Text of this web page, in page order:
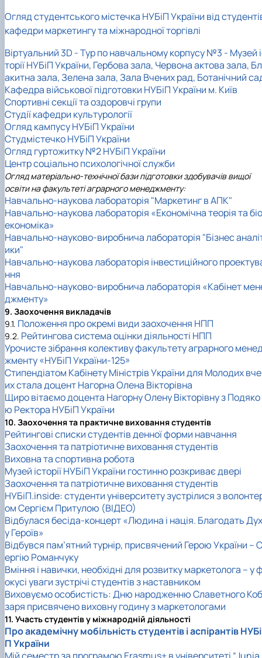
Огляд студентського містечка НУБіП України від
кафедри маркетингу та міжнародної торгівлі
Віртуальний 3D - Тур по навчальному корпусу №3 - Музей
торії НУБіП України, Гербова зала, Червона актова зала, Бл
акитна зала, Зелена зала, Зала Вчених рад, Ботанічний
Кафедра військової підготовки НУБіП України м. Київ
Спортивні секції та оздоровчі групи
Студії кафедри культурології
Огляд кампусу НУБіП України
Студмістечко НУБіП України
Огляд гуртожитку №2 НУБіП України
Центр соціально психологічної служби
Огляд матеріально-технічної бази підготовки здобувачів вищої
освіти на факультеті аграрного менеджменту:
Навчально-наукова лабораторія "Маркетинг в АПК"
Навчально-наукова лабораторія «Економічна теорія та біо
економіка»
Навчально-науково-виробнича лабораторія "Бізнес
ики"
Навчально-наукова лабораторія інвестиційного
ння
Навчально-науково-виробнича лабораторія «Кабінет
джменту»
9. Заохочення викладачів
9.1. Положення про окремі види заохочення НПП
9.2. Рейтингова система оцінки діяльності НПП
Урочисте зібрання колективу факультету аграрного
жменту «НУБіП України-125»
Стипендіатом Кабінету Міністрів України для Молодих
их стала доцент Нагорна Олена Вікторівна
Щиро вітаємо доцента Нагорну Олену Вікторівну з Подяко
ю Ректора НУБіП України
10. Заохочення та практичне виховання студентів
Рейтингові списки студентів денної форми навчання
Заохочення та патріотичне виховання студентів
Виховна та спортивна робота
Музей історії НУБіП України гостинно розкриває двері
Заохочення та патріотичне виховання студентів
НУБіП.inside: студенти університету зустрілися з
ом Сергієм Притулою (ВІДЕО)
Відбулася бесіда-концерт «Людина і нація. Благодать Дух
у Героїв»
Відбувся пам’ятний турнір, присвячений Герою України – С
ергію Романчуку
Вміння і навички, необхідні для розвитку маркетолога – у
окусі уваги зустрічі студентів з наставником
Виховуємо особистість: Дню народженню Славетного Коб
заря присвячено виховну годину з маркетологами
11. Участь студентів у міжнародній діяльності
Про академічну мобільність студентів і аспірантів НУБі
П України